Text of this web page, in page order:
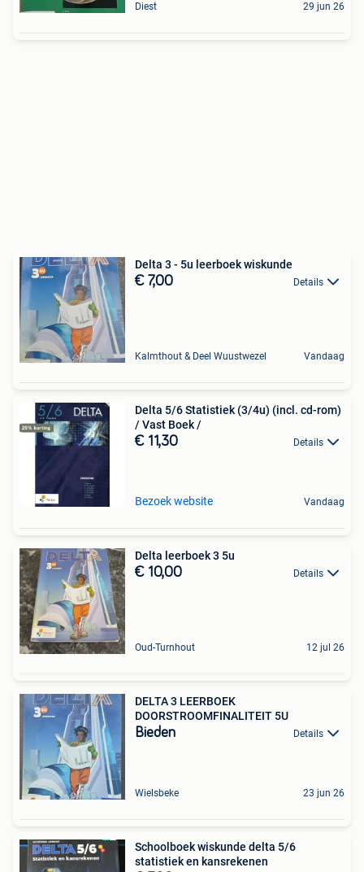
Diest 29 jun 26
Delta 3 - 5u leerboek wiskunde
€ 7,00 Details
Kalmthout & Deel Wuustwezel Vandaag
Delta 5/6 Statistiek (3/4u) (incl. cd-rom)
/ Vast Boek /
€ 11,30 Details
Bezoek website Vandaag
Delta leerboek 3 5u
€ 10,00 Details
Oud-Turnhout 12 jul 26
DELTA 3 LEERBOEK
DOORSTROOMFINALITEIT 5U
Bieden Details
Wielsbeke 23 jun 26
Schoolboek wiskunde delta 5/6
statistiek en kansrekenen